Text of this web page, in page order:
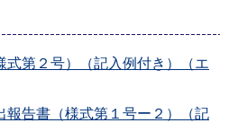
式第２号）（記入例付き）（エ
報告書（様式第１号ー２）（記